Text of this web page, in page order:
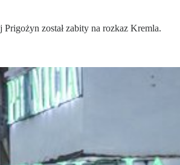
został zabity na rozkaz Kremla.